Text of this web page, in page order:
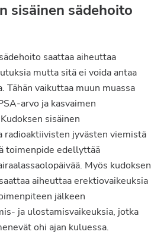
sisäinen sädehoito
saattaa aiheuttaa
mutta sitä ei voida antaa
Tähän vaikuttaa muun muassa
arvo ja kasvaimen
sisäinen
radioaktiivisten jyvästen viemistä
toimenpide edellyttää
Myös kudoksen
aiheuttaa erektiovaikeuksia
jälkeen
ja ulostamisvaikeuksia, jotka
ohi ajan kuluessa.